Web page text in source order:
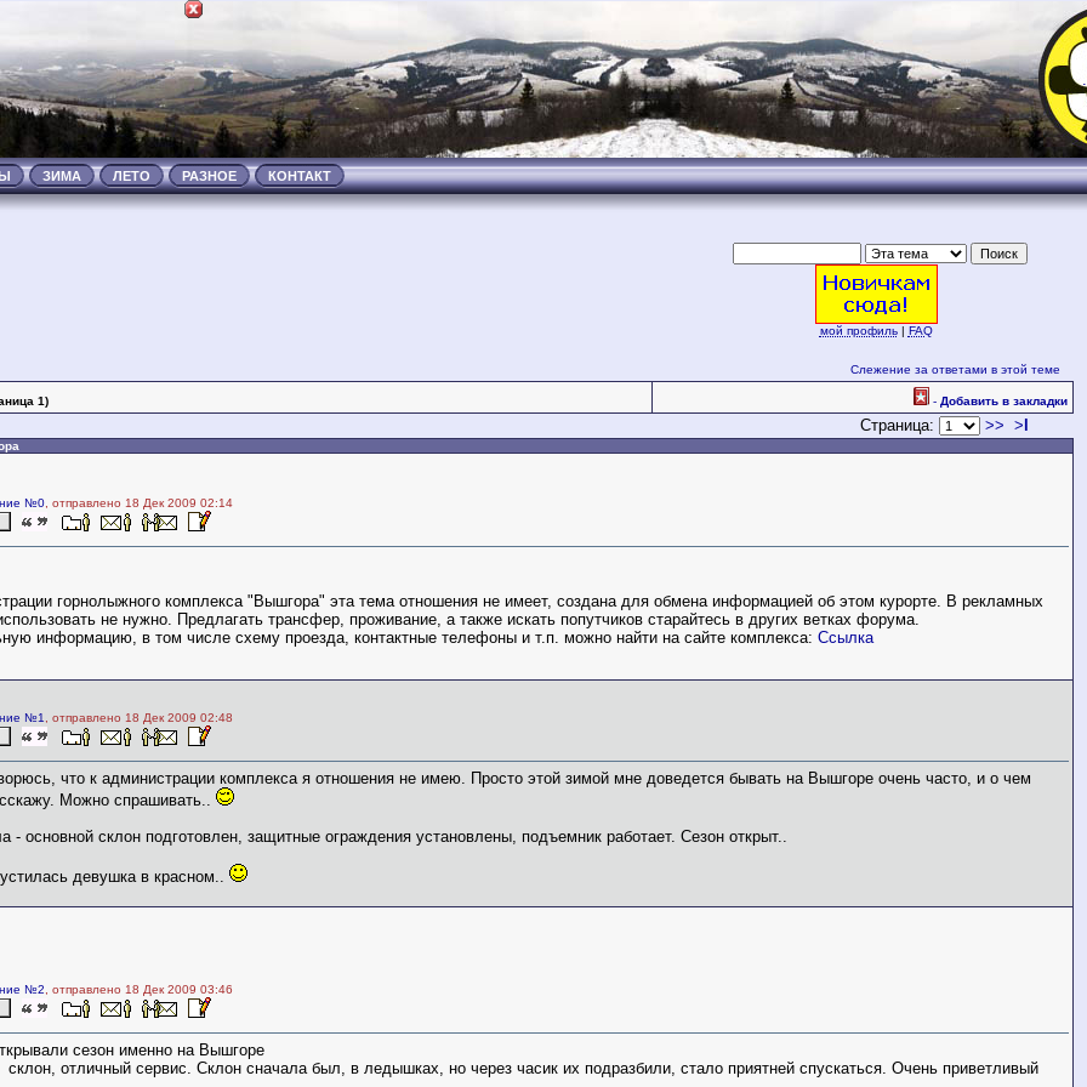
.
ЗИМА ЛЕТО РАЗНОЕ КОНТАКТ
мой профиль| FAQ
Слежение за ответами в этой теме
1) - Добавить в закладки
Страница: >> >
№0 , отправлено 18 Дек 2009 02:14
горнолыжного комплекса "Вышгора" эта тема отношения не имеет, создана для обмена информацией об этом курорте. В рекламных
не нужно. Предлагать трансфер, проживание, а также искать попутчиков старайтесь в других ветках форума.
информацию, в том числе схему проезда, контактные телефоны и т.п. можно найти на сайте комплекса: Ссылка
№1 , отправлено 18 Дек 2009 02:48
что к администрации комплекса я отношения не имею. Просто этой зимой мне доведется бывать на Вышгоре очень часто, и о чем
Можно спрашивать..
- основной склон подготовлен, защитные ограждения установлены, подъемник работает. Сезон открыт..
девушка в красном..
№2 , отправлено 18 Дек 2009 03:46
сезон именно на Вышгоре
отличный сервис. Склон сначала был, в ледышках, но через часик их подразбили, стало приятней спускаться. Очень приветливый